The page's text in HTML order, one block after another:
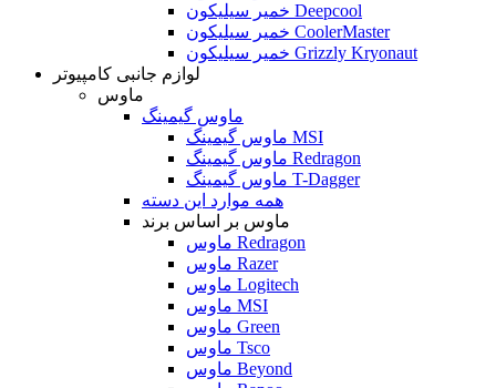
خمیر سیلیکون Deepcool
خمیر سیلیکون CoolerMaster
خمیر سیلیکون Grizzly Kryonaut
لوازم جانبی کامپیوتر
ماوس
ماوس گیمینگ
ماوس گیمینگ MSI
ماوس گیمینگ Redragon
ماوس گیمینگ T-Dagger
همه موارد این دسته
ماوس بر اساس برند
ماوس Redragon
ماوس Razer
ماوس Logitech
ماوس MSI
ماوس Green
ماوس Tsco
ماوس Beyond